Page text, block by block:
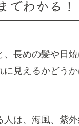
でわかる！
、長めの髪や日
に見えるかどう
人は、海風、紫